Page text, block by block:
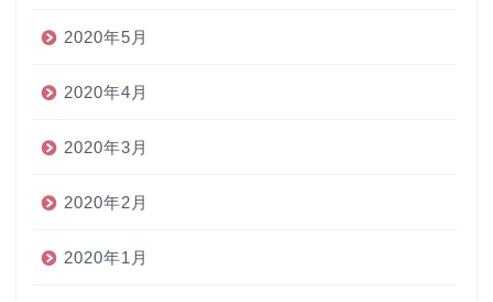
2020年5月
2020年4月
2020年3月
2020年2月
2020年1月